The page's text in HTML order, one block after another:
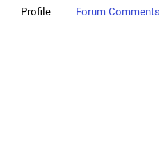
Profile Forum Comments